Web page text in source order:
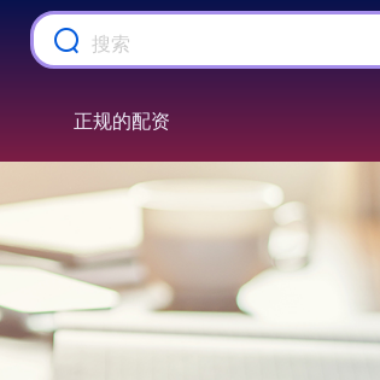
正规的配资
上证综指 +21.92